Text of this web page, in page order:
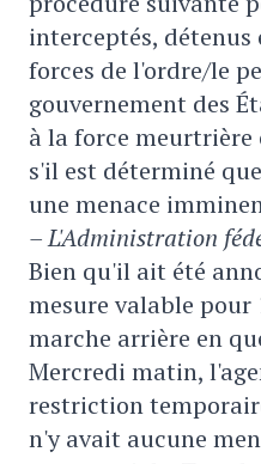
interceptés,
forces de l'ordre/le
gouvernement des
à la force
s'il est déterminé
une menace
– L'Administration
Bien qu'il ait été
mesure valable
marche arrière en
Mercredi matin,
restriction
n'y avait aucune